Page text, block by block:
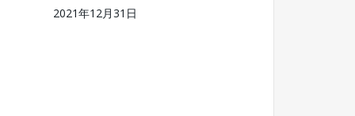
2021年12月31日